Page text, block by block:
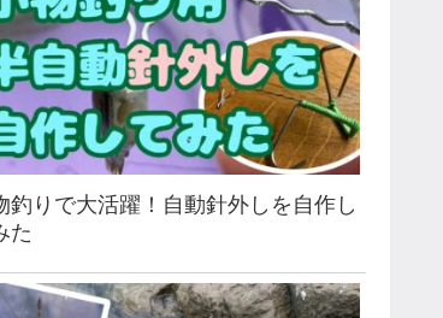
釣りで大活躍！自動針外しを自作し
た